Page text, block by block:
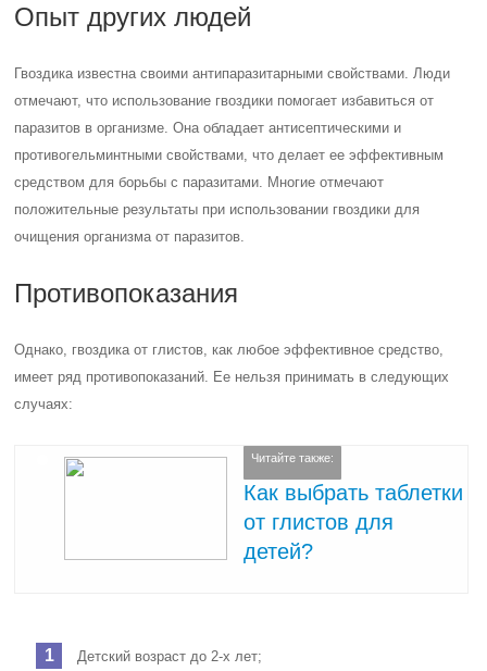
Опыт других людей
Гвоздика известна своими антипаразитарными свойствами. Люди
отмечают, что использование гвоздики помогает избавиться от
паразитов в организме. Она обладает антисептическими и
противогельминтными свойствами, что делает ее эффективным
средством для борьбы с паразитами. Многие отмечают
положительные результаты при использовании гвоздики для
очищения организма от паразитов.
Противопоказания
Однако, гвоздика от глистов, как любое эффективное средство,
имеет ряд противопоказаний. Ее нельзя принимать в следующих
случаях:
Читайте также:
Как выбрать таблетки
от глистов для
детей?
Детский возраст до 2-х лет;